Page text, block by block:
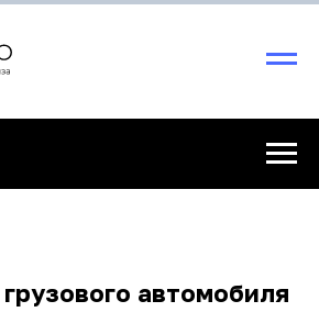
автомобиля